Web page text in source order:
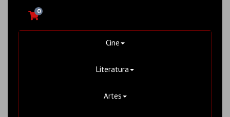
0
Cine
Literatura
Artes